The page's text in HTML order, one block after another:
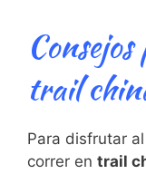
trail
Para disfrutar
correr​ en trail